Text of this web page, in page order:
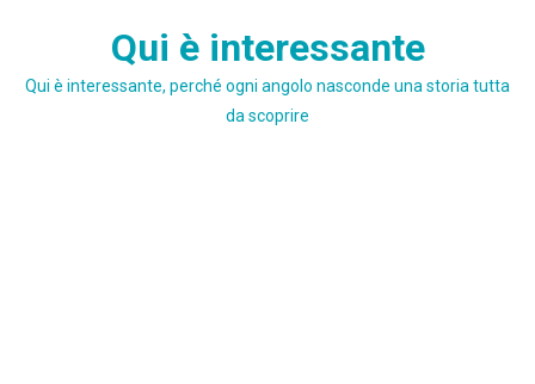
Qui è interessante
Qui è interessante, perché ogni angolo nasconde una storia tutta
da scoprire